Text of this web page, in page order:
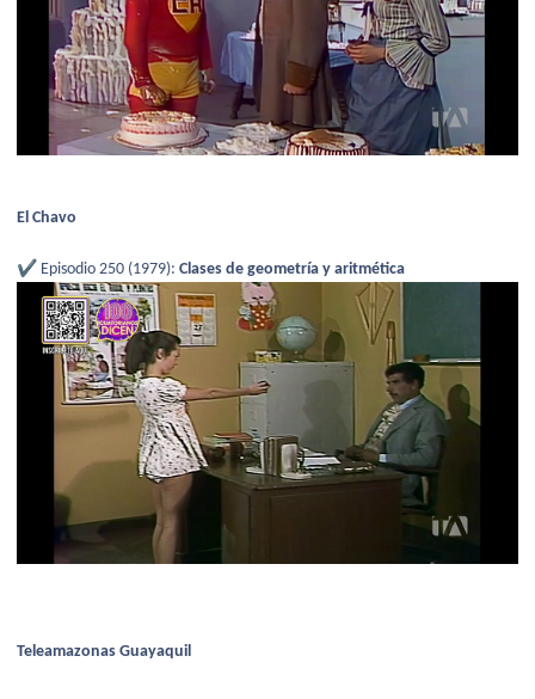
El Chavo
✔️ Episodio 250 (1979): Clases de geometría y aritmética
Teleamazonas Guayaquil